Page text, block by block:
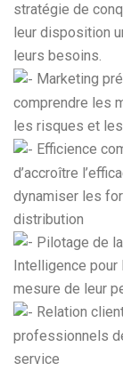
stratégie de
leur disposition
leurs besoins.
Marketing
comprendre les
les risques et
Efficience
d’accroître
dynamiser les
distribution
Pilotage de
Intelligence
mesure de leur
Relation
professionnels
service